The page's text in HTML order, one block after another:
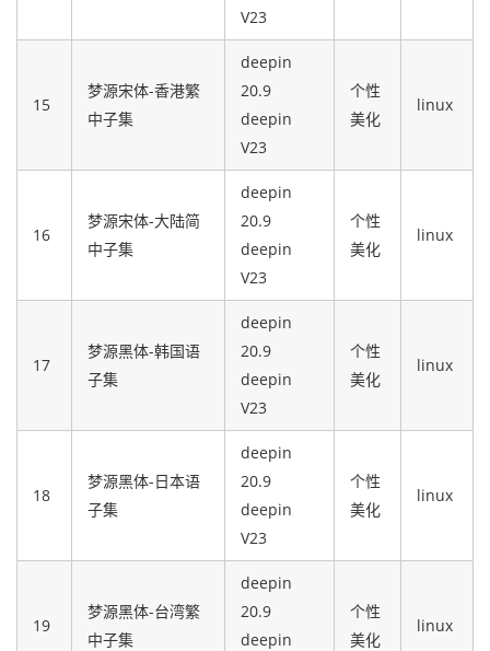
V23
15
梦源宋体-香港繁
中子集
deepin
20.9
deepin
V23
个性
美化
linux
16
梦源宋体-大陆简
中子集
deepin
20.9
deepin
V23
个性
美化
linux
17
梦源黑体-韩国语
子集
deepin
20.9
deepin
V23
个性
美化
linux
18
梦源黑体-日本语
子集
deepin
20.9
deepin
V23
个性
美化
linux
19
梦源黑体-台湾繁
中子集
deepin
20.9
deepin
个性
美化
linux